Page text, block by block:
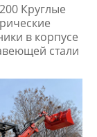
Круглые
в корпусе
стали